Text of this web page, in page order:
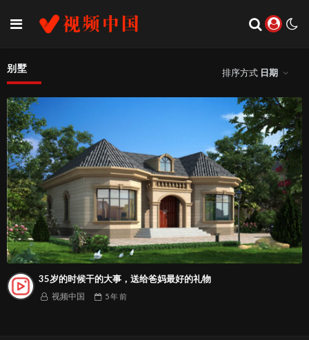
别墅 排序方式 日期
35岁的时候干的大事，送给爸妈最好的礼物
视频中国 5 年前